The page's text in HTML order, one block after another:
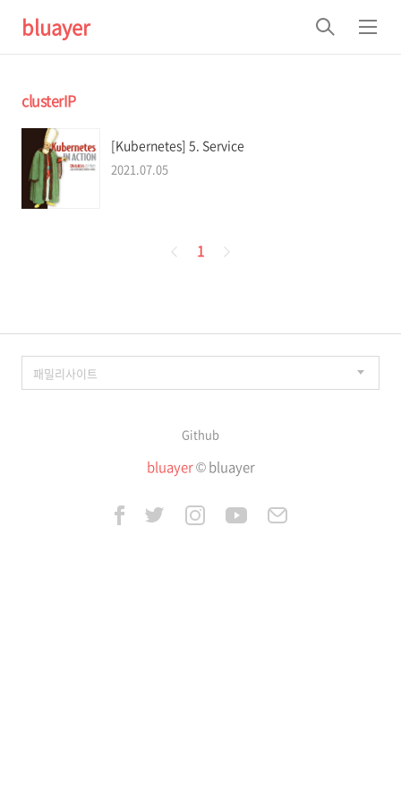
bluayer
검
색
메
뉴
clusterIP
[Kubernetes] 5. Service
2021.07.05
페
1
Github
bluayer© bluayer